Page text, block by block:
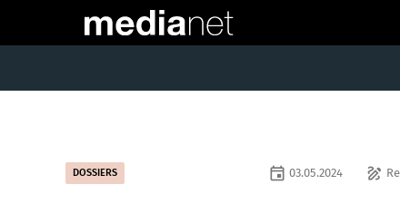
DOSSIERS draw
event 03.05.2024